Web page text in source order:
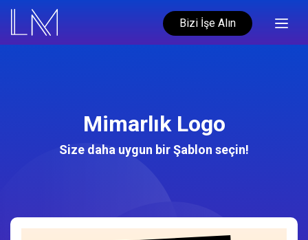
Bizi İşe Alın
Mimarlık Logo
Size daha uygun bir Şablon seçin!